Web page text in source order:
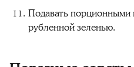
Подавать порционными
рубленной зеленью.